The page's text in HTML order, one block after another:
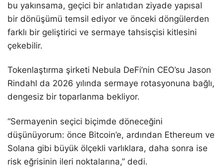
bu yakınsama, geçici bir anlatıdan ziyade yapısal
bir dönüşümü temsil ediyor ve önceki döngülerden
farklı bir geliştirici ve sermaye tahsisçisi kitlesini
çekebilir.
Tokenlaştırma şirketi Nebula DeFi’nin CEO’su Jason
Rindahl da 2026 yılında sermaye rotasyonuna bağlı,
dengesiz bir toparlanma bekliyor.
“Sermayenin seçici biçimde döneceğini
düşünüyorum: önce Bitcoin’e, ardından Ethereum ve
Solana gibi büyük ölçekli varlıklara, daha sonra ise
risk eğrisinin ileri noktalarına,” dedi.